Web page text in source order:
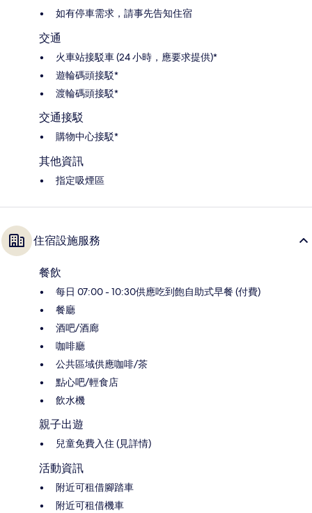
如有停車需求，請事先告知住宿
交通
火車站接駁車 (24 小時，應要求提供)*
遊輪碼頭接駁*
渡輪碼頭接駁*
交通接駁
購物中心接駁*
其他資訊
指定吸煙區
住宿設施服務
餐飲
每日 07:00 - 10:30供應吃到飽自助式早餐 (付費)
餐廳
酒吧/酒廊
咖啡廳
公共區域供應咖啡/茶
點心吧/輕食店
飲水機
親子出遊
兒童免費入住 (見詳情)
活動資訊
附近可租借腳踏車
附近可租借機車